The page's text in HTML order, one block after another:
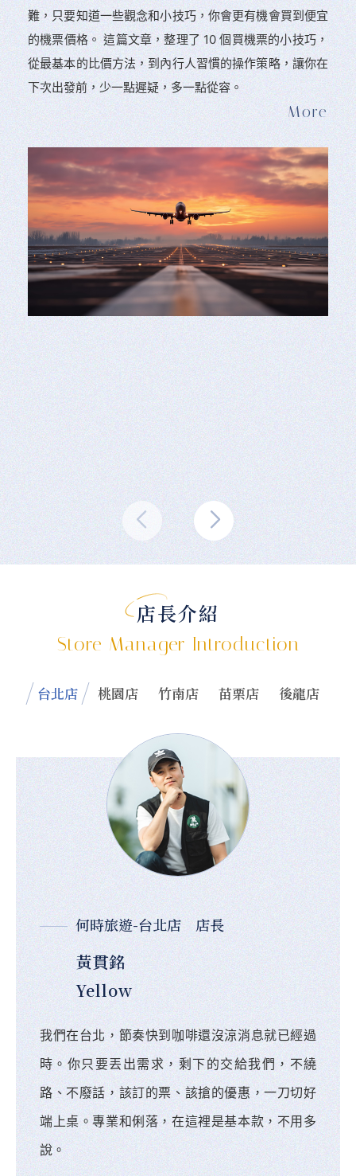
難，只要知道一些觀念和小技巧，你會更有機會買到便宜
的機票價格。 這篇文章，整理了 10 個買機票的小技巧，
從最基本的比價方法，到內行人習慣的操作策略，讓你在
下次出發前，少一點遲疑，多一點從容。
店長介紹
Store Manager Introduction
台北店 桃園店 竹南店 苗栗店 後龍店
何時旅遊-台北店 店長
黃貫銘
Yellow
我們在台北，節奏快到咖啡還沒涼消息就已經過
時。你只要丟出需求，剩下的交給我們，不繞
路、不廢話，該訂的票、該搶的優惠，一刀切好
端上桌。專業和俐落，在這裡是基本款，不用多
說。